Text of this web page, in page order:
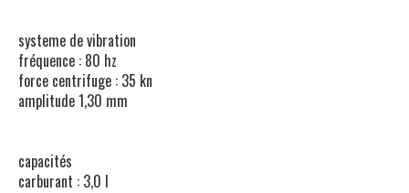
systeme de vibration
fréquence : 80 hz
force centrifuge : 35 kn
amplitude 1,30 mm
capacités
carburant : 3,0 l